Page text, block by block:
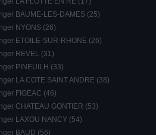
BAUME-LES-DAMES (25)
NYONS (26)
ETOILE-SUR-RHONE (26)
REVEL (31)
PINEUILH (33)
LA COTE SAINT ANDRE (38)
FIGEAC (46)
CHATEAU GONTIER (53)
LAXOU NANCY (54)
BAUD (56)